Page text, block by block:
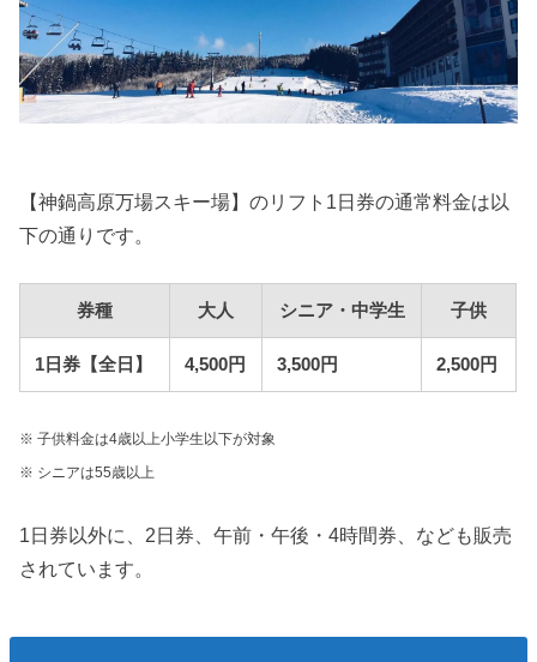
【神鍋高原万場スキー場】のリフト1日券の通常料金は以
下の通りです。
券種 大人 シニア・中学生 子供
1日券【全日】 4,500円 3,500円 2,500円
※ 子供料金は4歳以上小学生以下が対象
※ シニアは55歳以上
1日券以外に、2日券、午前・午後・4時間券、なども販売
されています。